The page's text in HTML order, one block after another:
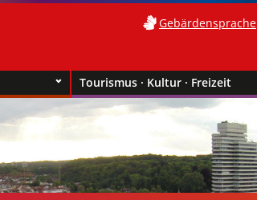
Gebärdensprache
Tourismus · Kultur · Freizeit